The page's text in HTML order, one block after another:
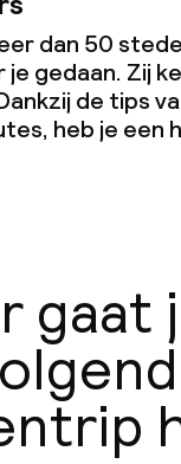
dan 50
gedaan. Zij
de tips
heb je een
gaat